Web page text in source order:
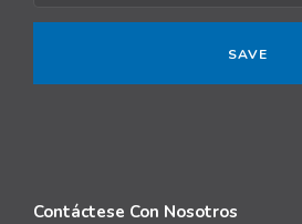
Contáctese Con Nosotros